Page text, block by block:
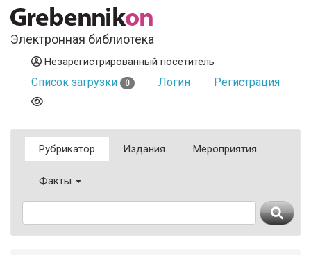
Электронная библиотека
Незарегистрированный посетитель
Список загрузки 0 Логин Регистрация
Рубрикатор Издания Мероприятия
Факты